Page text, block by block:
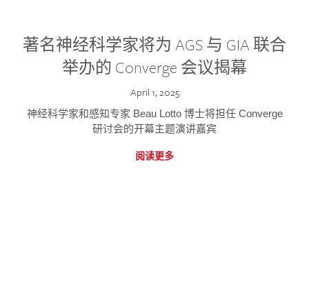
著名神经科学家将为 AGS 与 GIA 联合
举办的 Converge 会议揭幕
April 1, 2025
神经科学家和感知专家 Beau Lotto 博士将担任 Converge
研讨会的开幕主题演讲嘉宾
阅读更多